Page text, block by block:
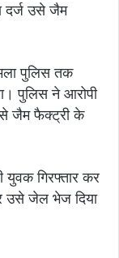
दर्ज उसे जैम
पुलिस तक
पुलिस ने आरोपी
जैम फैक्ट्री के
युवक गिरफ्तार कर
उसे जेल भेज दिया